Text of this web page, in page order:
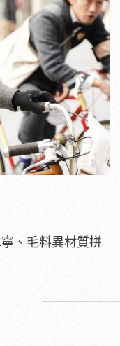
、毛料異材質拼